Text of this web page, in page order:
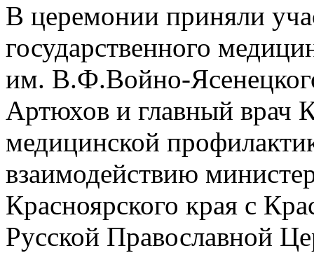
В церемонии приняли
государственного
им. В.Ф.Войно-
Артюхов и главный врач
медицинской
взаимодействию
Красноярского края с
Русской Православной